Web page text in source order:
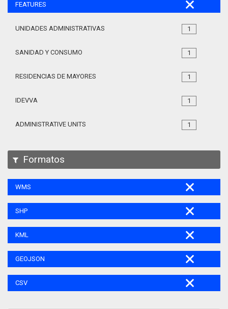
FEATURES
1
UNIDADES ADMINISTRATIVAS
1
SANIDAD Y CONSUMO
1
RESIDENCIAS DE MAYORES
1
IDEVVA
1
ADMINISTRATIVE UNITS
Formatos
WMS
SHP
KML
GEOJSON
CSV